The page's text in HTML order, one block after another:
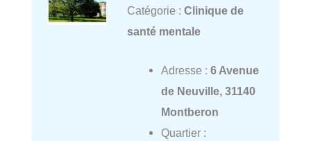
Catégorie : Clinique de
santé mentale
Adresse : 6 Avenue
de Neuville, 31140
Montberon
Quartier :